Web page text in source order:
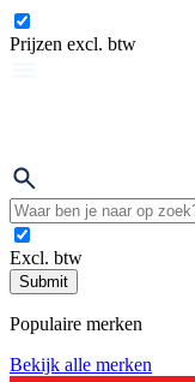
Prijzen excl. btw
Excl. btw
Submit
Populaire merken
Bekijk alle merken